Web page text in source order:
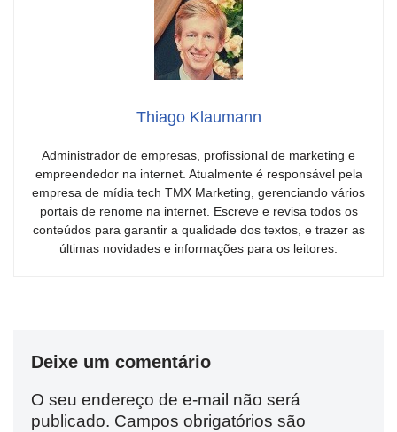
Thiago Klaumann
Administrador de empresas, profissional de marketing e
empreendedor na internet. Atualmente é responsável pela
empresa de mídia tech TMX Marketing, gerenciando vários
portais de renome na internet. Escreve e revisa todos os
conteúdos para garantir a qualidade dos textos, e trazer as
últimas novidades e informações para os leitores.
Deixe um comentário
O seu endereço de e-mail não será
publicado. Campos obrigatórios são